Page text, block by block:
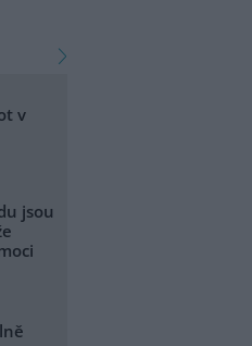
v
jsou